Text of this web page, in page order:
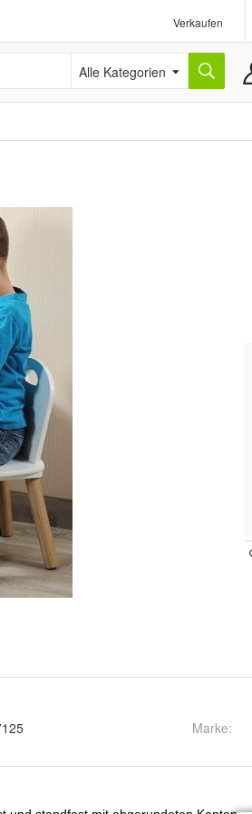
Verkaufen
Alle Kategorien
Marke: